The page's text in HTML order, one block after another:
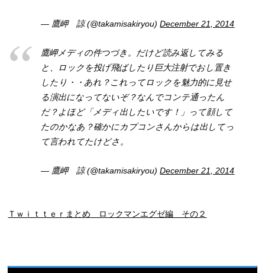
— 鷹岬 諒 (@takamisakiryou)December 21, 2014
鷹岬メディの件つづき。だけど読み返してみる
と、ロックを投げ飛ばしたり巨大注射でおし置き
したり・・あれ？これってロックを魅力的に見せ
る演出になってないぞ？なんでコンテ通ったん
だ？よほど「メディ出したいです！」って顔して
たのかなあ？確かにカプコンさんからは出してっ
て言われてたけどさ。
— 鷹岬 諒 (@takamisakiryou)December 21, 2014
Ｔｗｉｔｔｅｒまとめ ロックマンエグゼ編 その２